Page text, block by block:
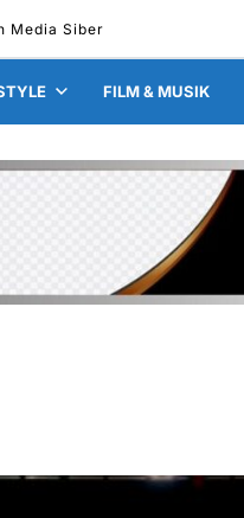
Media Siber
FILM & MUSIK